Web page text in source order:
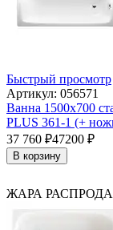
Быстрый просмотр
Артикул: 056571
Ванна 1500х700
PLUS 361-1 (+
37 760 ₽47200 ₽
В корзину
ЖАРА